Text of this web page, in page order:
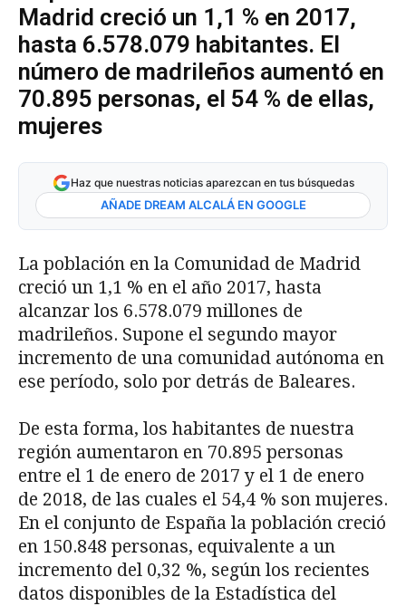
Madrid creció un 1,1 % en 2017,
hasta 6.578.079 habitantes. El
número de madrileños aumentó en
70.895 personas, el 54 % de ellas,
mujeres
Haz que nuestras noticias aparezcan en tus búsquedas
AÑADE DREAM ALCALÁ EN GOOGLE
La población en la Comunidad de Madrid
creció un 1,1 % en el año 2017, hasta
alcanzar los 6.578.079 millones de
madrileños. Supone el segundo mayor
incremento de una comunidad autónoma en
ese período, solo por detrás de Baleares.
De esta forma, los habitantes de nuestra
región aumentaron en 70.895 personas
entre el 1 de enero de 2017 y el 1 de enero
de 2018, de las cuales el 54,4 % son mujeres.
En el conjunto de España la población creció
en 150.848 personas, equivalente a un
incremento del 0,32 %, según los recientes
datos disponibles de la Estadística del